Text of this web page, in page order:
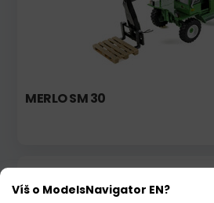
MERLO SM 30
Víš o ModelsNavigator EN?